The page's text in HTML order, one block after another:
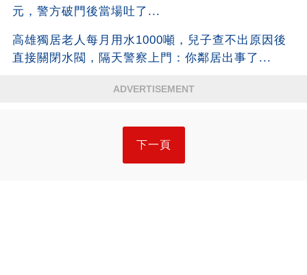
元，警方破門後當場吐了...
高雄獨居老人每月用水1000噸，兒子查不出原因後
直接關閉水閥，隔天警察上門：你鄰居出事了...
ADVERTISEMENT
下一頁